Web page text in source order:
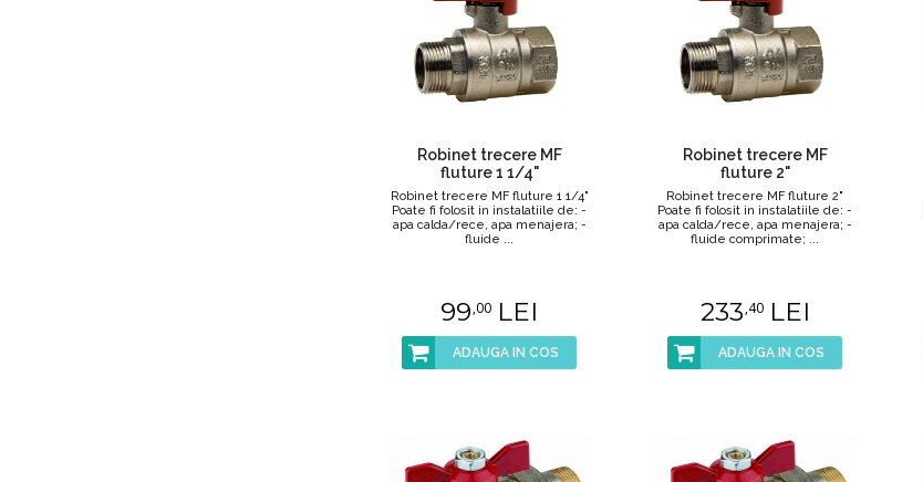
Robinet trecere MF
fluture 1 1/4"
Robinet trecere MF fluture 1 1/4"
Poate fi folosit in instalatiile de: -
apa calda/rece, apa menajera; -
fluide ...
99,00LEI
ADAUGA IN COS
Robinet trecere MF
fluture 2"
Robinet trecere MF fluture 2"
Poate fi folosit in instalatiile de: -
apa calda/rece, apa menajera; -
fluide comprimate; ...
233,40LEI
ADAUGA IN COS